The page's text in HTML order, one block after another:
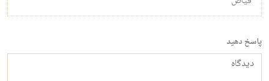
پاسخ دهید
دیدگاه